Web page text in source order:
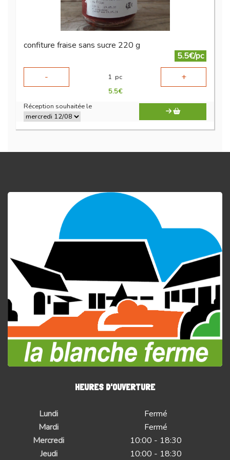
confiture fraise sans sucre 220 g
5.5€/pc
-
1 pc +
5.5€
Réception souhaitée le
HEURES D'OUVERTURE
Lundi
Fermé
Mardi
Fermé
Mercredi
10:00 - 18:30
Jeudi
10:00 - 18:30